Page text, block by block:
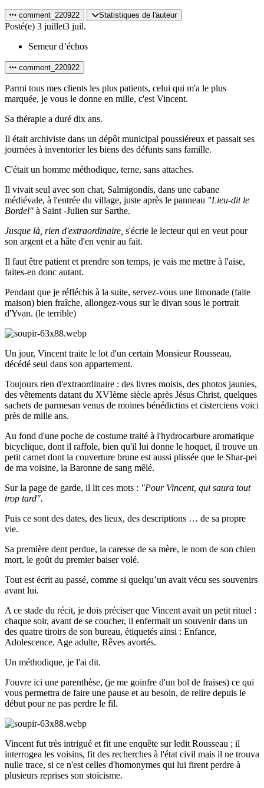
comment_220922 Statistiques de l'auteur
Posté(e) 3 juillet3 juil.
Semeur d’échos
comment_220922
Parmi tous mes clients les plus patients, celui qui m'a le plus
marquée, je vous le donne en mille, c'est Vincent.
Sa thérapie a duré dix ans.
Il était archiviste dans un dépôt municipal poussiéreux et passait ses
journées à inventorier les biens des défunts sans famille.
C'était un homme méthodique, terne, sans attaches.
Il vivait seul avec son chat, Salmigondis, dans une cabane
médiévale, à l'entrée du village, juste après le panneau "Lieu-dit le
Bordel" à Saint -Julien sur Sarthe.
Jusque là, rien d'extraordinaire, s'écrie le lecteur qui en veut pour
son argent et a hâte d'en venir au fait.
Il faut être patient et prendre son temps, je vais me mettre à l'aise,
faites-en donc autant.
Pendant que je réfléchis à la suite, servez-vous une limonade (faite
maison) bien fraîche, allongez-vous sur le divan sous le portrait
d'Yvan. (le terrible)
Un jour, Vincent traite le lot d'un certain Monsieur Rousseau,
décédé seul dans son appartement.
Toujours rien d'extraordinaire : des livres moisis, des photos jaunies,
des vêtements datant du XVIème siècle après Jésus Christ, quelques
sachets de parmesan venus de moines bénédictins et cisterciens voici
près de mille ans.
Au fond d'une poche de costume traité à l'hydrocarbure aromatique
bicyclique, dont il raffole, bien qu'il lui donne le hoquet, il trouve un
petit carnet dont la couverture brune est aussi plissée que le Shar-pei
de ma voisine, la Baronne de sang mêlé.
Sur la page de garde, il lit ces mots : "Pour Vincent, qui saura tout
trop tard".
Puis ce sont des dates, des lieux, des descriptions … de sa propre
vie.
Sa première dent perdue, la caresse de sa mère, le nom de son chien
mort, le goût du premier baiser volé.
Tout est écrit au passé, comme si quelqu’un avait vécu ses souvenirs
avant lui.
A ce stade du récit, je dois préciser que Vincent avait un petit rituel :
chaque soir, avant de se coucher, il enfermait un souvenir dans un
des quatre tiroirs de son bureau, étiquetés ainsi : Enfance,
Adolescence, Age adulte, Rêves avortés.
Un méthodique, je l'ai dit.
J'ouvre ici une parenthèse, (je me goinfre d'un bol de fraises) ce qui
vous permettra de faire une pause et au besoin, de relire depuis le
début pour ne pas perdre le fil.
Vincent fut très intrigué et fit une enquête sur ledit Rousseau ; il
interrogea les voisins, fit des recherches à l'état civil mais il ne trouva
nulle trace, si ce n'est celles d'homonymes qui lui firent perdre à
plusieurs reprises son stoïcisme.